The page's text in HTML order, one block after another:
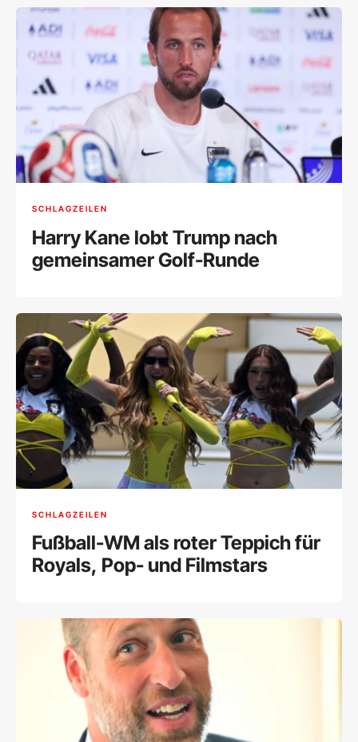
SCHLAGZEILEN
Harry Kane lobt Trump nach
gemeinsamer Golf-Runde
SCHLAGZEILEN
Fußball-WM als roter Teppich für
Royals, Pop- und Filmstars